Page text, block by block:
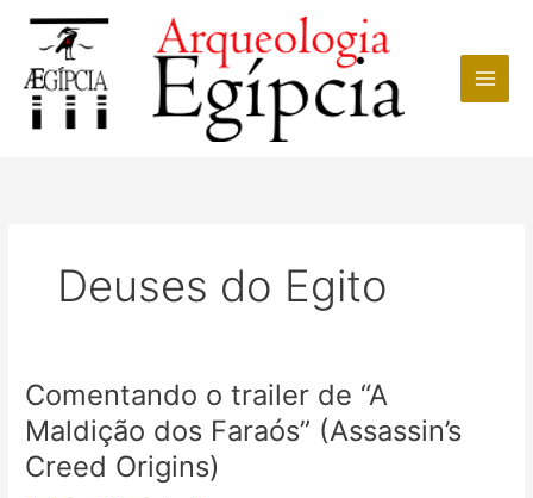
conteúdo
Deuses do Egito
Comentando o trailer de “A
Maldição dos Faraós” (Assassin’s
Creed Origins)